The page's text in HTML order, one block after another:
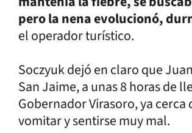
pero la nena evolucionó,
el operador turístico.
Soczyuk dejó en claro que
San Jaime, a unas 8 horas de
Gobernador Virasoro, ya cerca
vomitar y sentirse muy mal.